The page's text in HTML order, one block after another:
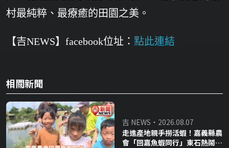
村最純粹、最療癒的田園之美。
【吉NEWS】facebook位址： 點此連結
相關新聞
吉 NEWS・2026.08.07
走進產地親手撈活蝦！嘉義縣農
會「回嘉魚蝦同行」東石熱鬧登